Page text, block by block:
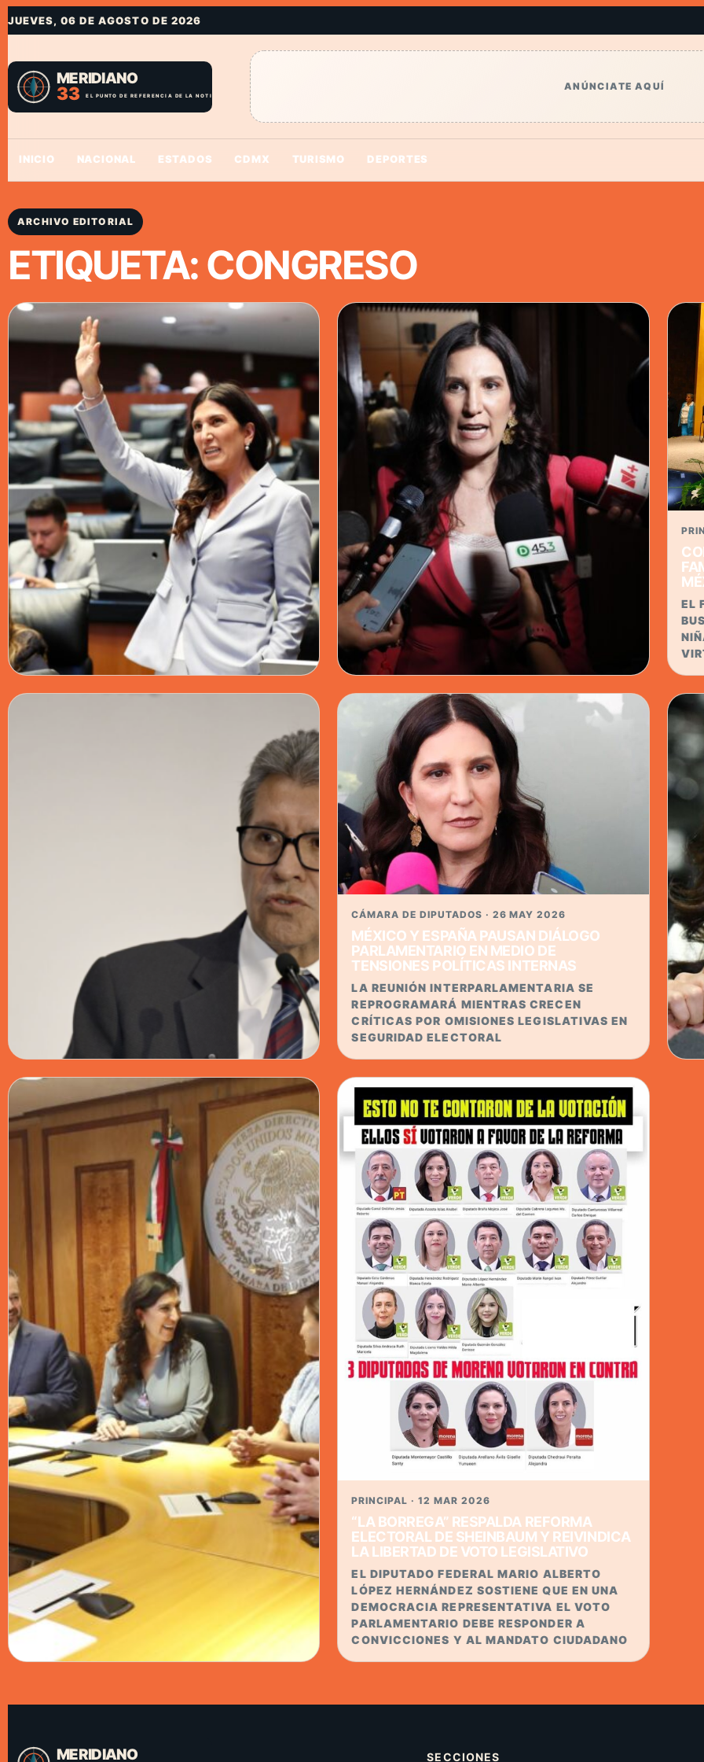
JUEVES, 06 DE AGOSTO DE 2026
ANÚNCIATE AQUÍ
INICIO NACIONAL ESTADOS CDMX TURISMO DEPORTES
ARCHIVO EDITORIAL
ETIQUETA: CONGRESO
CÁMARA DE DIPUTADOS · 01 JUN 2026
AUTORITARIO” EN PRONUNCIAMIENTO DE
LA LEGISLADORA CUESTIONÓ LA FALTA DE
CONSULTA Y ADVIRTIÓ SOBRE RIESGOS
PARA LA DIVISIÓN DE PODERES EN EL
CÁMARA DE DIPUTADOS · 29 MAY 2026
REFORMA ELECTORAL QUEDA EN PAUSA:
ADVIERTEN VACÍO LEGAL PARA FRENAR
CRIMEN ORGANIZADO EN COMICIOS
KENIA LÓPEZ RABADÁN SEÑALA QUE LA
FALTA DE LEYES SECUNDARIAS IMPIDE
APLICAR CAMBIOS EN 2027 Y ABRE DEBATE
SOBRE INJERENCIA EXTRANJERA
EL
PRINCIPAL · 26 MAY 2026
MONREAL DEFIENDE REFORMA
ELECTORAL Y RECHAZA CRÍTICAS DEL INE
POR COMISIÓN CONTRA CANDIDATURAS
EL LEGISLADOR ASEGURA QUE LA INICIATIVA
BUSCA CERRAR EL PASO A LA INJERENCIA
EXTRANJERA Y AL FINANCIAMIENTO ILÍCITO
SIN VULNERAR LA AUTONOMÍA DEL INE
CÁMARA DE DIPUTADOS · 26 MAY 2026
MÉXICO Y ESPAÑA PAUSAN DIÁLOGO
PARLAMENTARIO EN MEDIO DE
TENSIONES POLÍTICAS INTERNAS
LA REUNIÓN INTERPARLAMENTARIA SE
REPROGRAMARÁ MIENTRAS CRECEN
CRÍTICAS POR OMISIONES LEGISLATIVAS EN
SEGURIDAD ELECTORAL
DEL CONGRESO AL TRAMPOLÍN: JÓVENES
SU SUEÑO OLÍMPICO
PRINCIPAL · 12 MAR 2026
“LA BORREGA” RESPALDA REFORMA
ELECTORAL DE SHEINBAUM Y REIVINDICA
LA LIBERTAD DE VOTO LEGISLATIVO
EL DIPUTADO FEDERAL MARIO ALBERTO
LÓPEZ HERNÁNDEZ SOSTIENE QUE EN UNA
DEMOCRACIA REPRESENTATIVA EL VOTO
PARLAMENTARIO DEBE RESPONDER A
CONVICCIONES Y AL MANDATO CIUDADANO
SECCIONES